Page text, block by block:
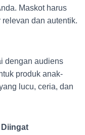
Maskot harus
dan autentik.
dengan audiens
produk anak-
lucu, ceria, dan